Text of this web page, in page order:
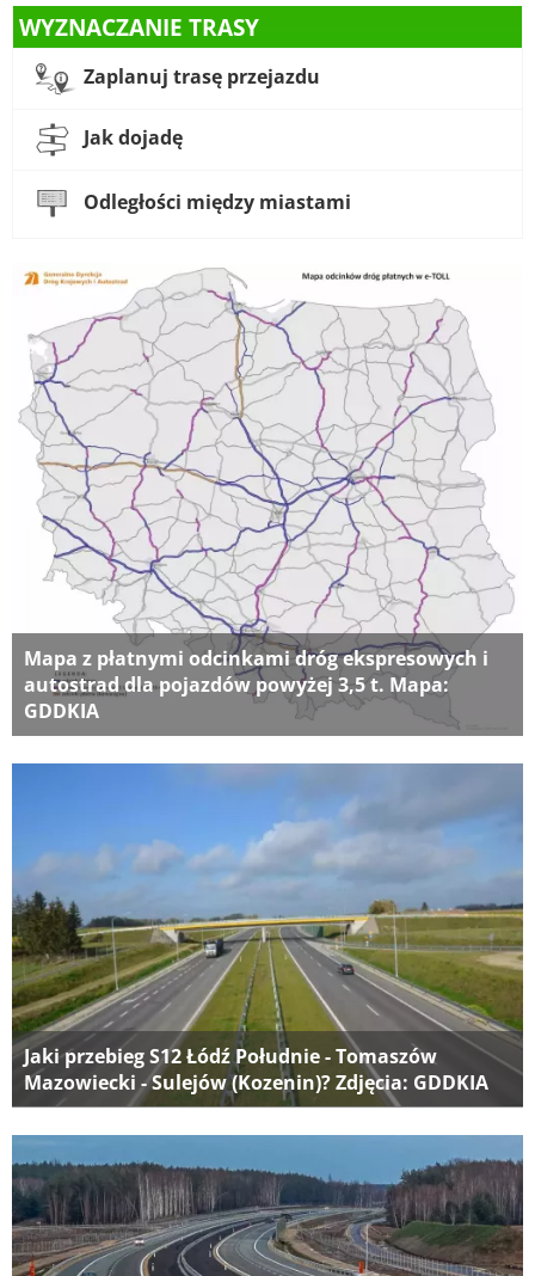
WYZNACZANIE TRASY
Zaplanuj trasę przejazdu
Jak dojadę
Odległości między miastami
Mapa z płatnymi odcinkami dróg ekspresowych i
autostrad dla pojazdów powyżej 3,5 t. Mapa:
GDDKIA
Jaki przebieg S12 Łódź Południe - Tomaszów
Mazowiecki - Sulejów (Kozenin)? Zdjęcia: GDDKIA